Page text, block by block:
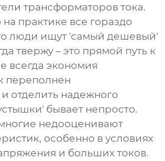
трансформаторов тока.
на практике все гораздо
люди ищут 'самый дешевый'
твержу – это прямой путь к
всегда экономия
переполнен
отделить надежного
бывает непросто.
многие недооценивают
особенно в условиях
и больших токов.